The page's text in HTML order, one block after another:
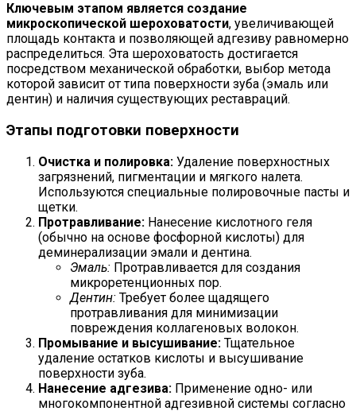
Ключевым этапом является создание
микроскопической шероховатости, увеличивающей
площадь контакта и позволяющей адгезиву равномерно
распределиться. Эта шероховатость достигается
посредством механической обработки, выбор метода
которой зависит от типа поверхности зуба (эмаль или
дентин) и наличия существующих реставраций.
Этапы подготовки поверхности
Очистка и полировка: Удаление поверхностных
загрязнений, пигментации и мягкого налета.
Используются специальные полировочные пасты и
щетки.
Протравливание: Нанесение кислотного геля
(обычно на основе фосфорной кислоты) для
деминерализации эмали и дентина.
Эмаль: Протравливается для создания
микроретенционных пор.
Дентин: Требует более щадящего
протравливания для минимизации
повреждения коллагеновых волокон.
Промывание и высушивание: Тщательное
удаление остатков кислоты и высушивание
поверхности зуба.
Нанесение адгезива: Применение одно- или
многокомпонентной адгезивной системы согласно